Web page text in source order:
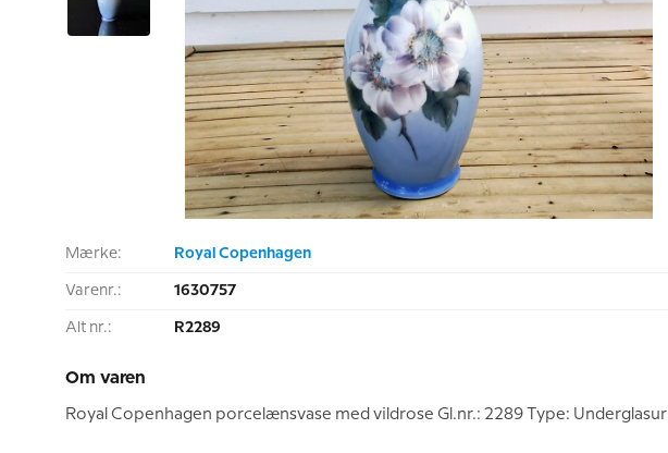
Mærke: Royal Copenhagen
Varenr.: 1630757
Alt nr.: R2289
Om varen
Royal Copenhagen porcelænsvase med vildrose Gl.nr.: 2289 Type: Underglasur